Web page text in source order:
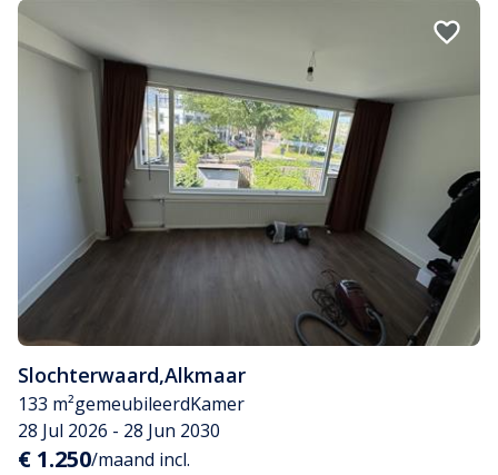
Slochterwaard,Alkmaar
133 m²gemeubileerdKamer
28 Jul 2026 - 28 Jun 2030
€ 1.250/maand incl.